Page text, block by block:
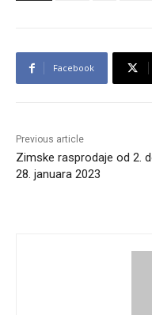
Facebook
Previous article
Zimske rasprodaje od 2.
28. januara 2023